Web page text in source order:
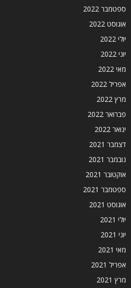
ספטמבר 2022
אוגוסט 2022
יולי 2022
יוני 2022
מאי 2022
אפריל 2022
מרץ 2022
פברואר 2022
ינואר 2022
דצמבר 2021
נובמבר 2021
אוקטובר 2021
ספטמבר 2021
אוגוסט 2021
יולי 2021
יוני 2021
מאי 2021
אפריל 2021
מרץ 2021